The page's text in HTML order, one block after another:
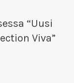
“Uusi
Viva”